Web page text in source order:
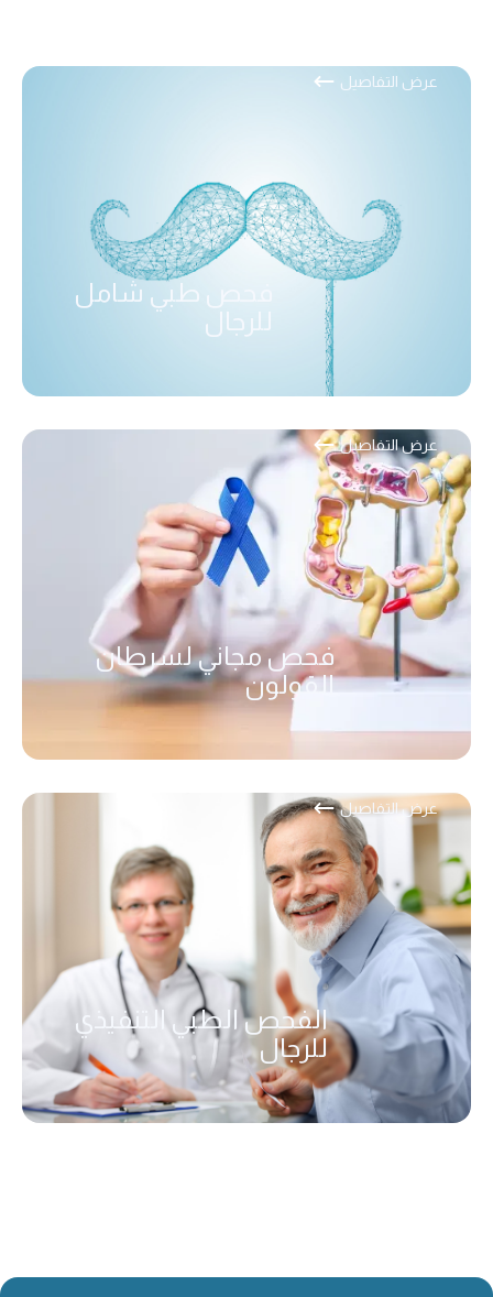
فحص طبي شامل
للرجال
عرض التفاصيل
فحص مجاني لسرطان
القولون
عرض التفاصيل
الفحص الطبي التنفيذي
للرجال
عرض التفاصيل